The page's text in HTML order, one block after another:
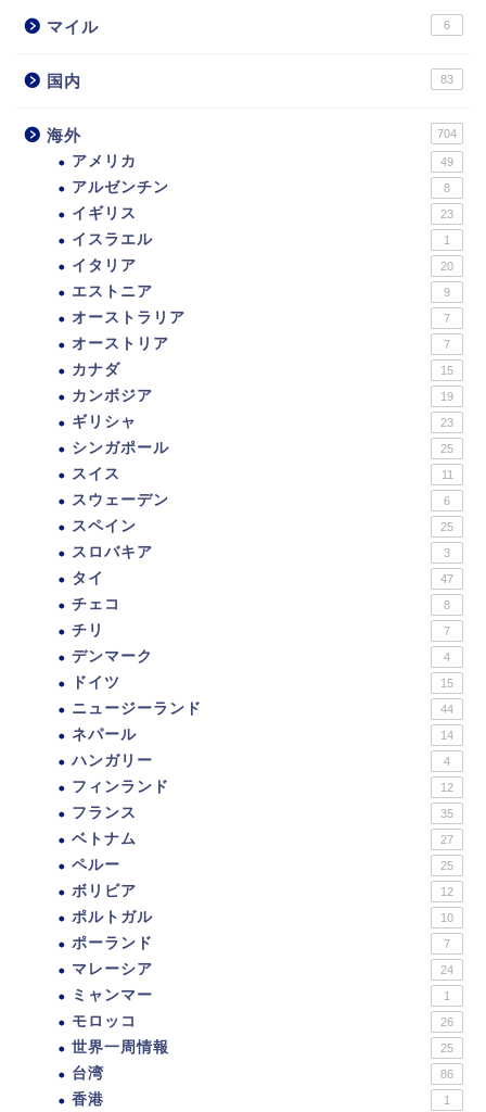
マイル 6
国内 83
海外 704
アメリカ 49
アルゼンチン 8
イギリス 23
イスラエル 1
イタリア 20
エストニア 9
オーストラリア 7
オーストリア 7
カナダ 15
カンボジア 19
ギリシャ 23
シンガポール 25
スイス 11
スウェーデン 6
スペイン 25
スロバキア 3
タイ 47
チェコ 8
チリ 7
デンマーク 4
ドイツ 15
ニュージーランド 44
ネパール 14
ハンガリー 4
フィンランド 12
フランス 35
ベトナム 27
ペルー 25
ボリビア 12
ポルトガル 10
ポーランド 7
マレーシア 24
ミャンマー 1
モロッコ 26
世界一周情報 25
台湾 86
香港 1